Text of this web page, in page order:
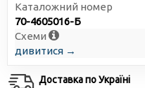
Каталожний номер
70-4605016-Б
Схеми
дивитися →
Доставка по Україні